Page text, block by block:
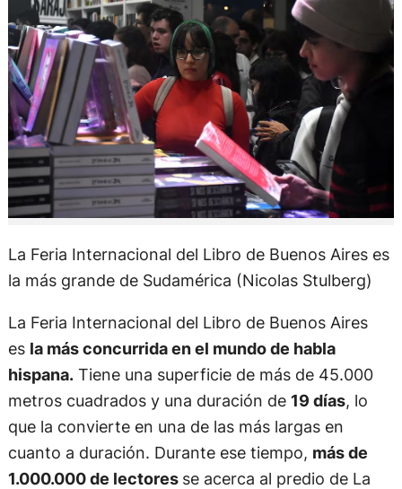
La Feria Internacional del Libro de Buenos Aires es
la más grande de Sudamérica (Nicolas Stulberg)
La Feria Internacional del Libro de Buenos Aires
es la más concurrida en el mundo de habla
hispana.Tiene una superficie de más de 45.000
metros cuadrados y una duración de 19 días, lo
que la convierte en una de las más largas en
cuanto a duración. Durante ese tiempo, más de
1.000.000 de lectores se acerca al predio de La